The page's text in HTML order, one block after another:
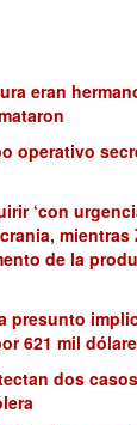
eran
operativo
‘con
mientras
de la
presunto
621 mil
dos